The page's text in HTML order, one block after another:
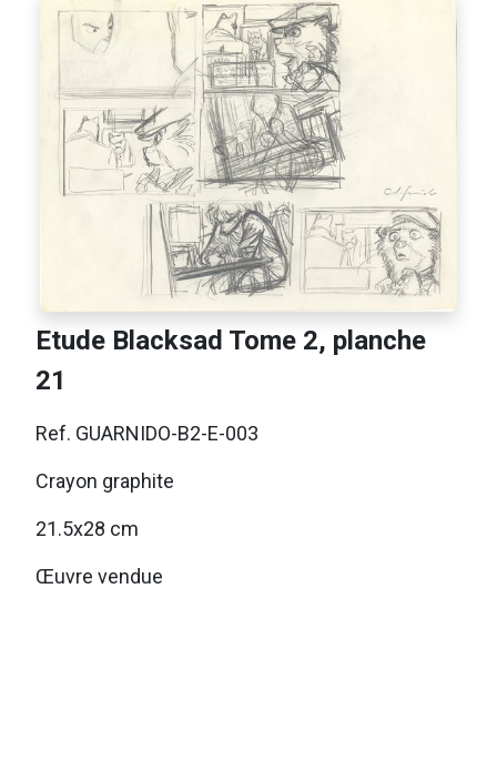
Etude Blacksad Tome 2, planche
21
Ref. GUARNIDO-B2-E-003
Crayon graphite
21.5x28 cm
Œuvre vendue